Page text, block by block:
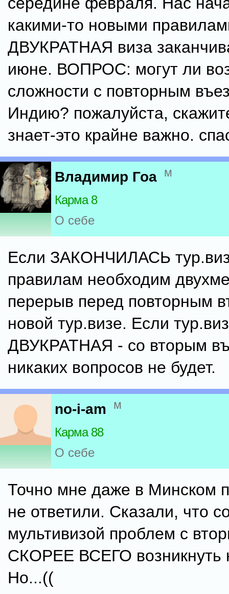
какими-то новыми
ДВУКРАТНАЯ виза
июне. ВОПРОС: могут ли
сложности с повторным
Индию? пожалуйста,
знает-это крайне важно.
Владимир Гоа м
Карма 8
О себе
Если ЗАКОНЧИЛАСЬ
правилам необходим
перерыв перед повторным
новой тур.визе. Если
ДВУКРАТНАЯ - со вторым
никаких вопросов не будет.
no-i-am м
Карма 88
О себе
Точно мне даже в Минском
не ответили. Сказали, что
мультивизой проблем с
СКОРЕЕ ВСЕГО возникнуть
Но...((